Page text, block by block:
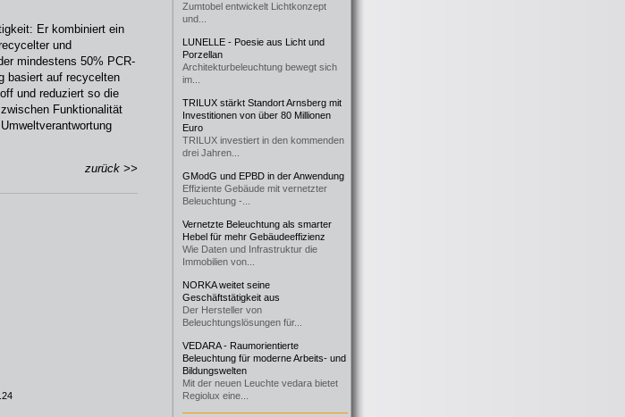
Er kombiniert ein
und
mindestens 50% PCR-
basiert auf recycelten
und reduziert so die
Funktionalität
zurück >>
Zumtobel entwickelt Lichtkonzept
und...
LUNELLE - Poesie aus Licht und
Porzellan
Architekturbeleuchtung bewegt sich
im...
TRILUX stärkt Standort Arnsberg mit
Investitionen von über 80 Millionen
Euro
TRILUX investiert in den kommenden
drei Jahren...
GModG und EPBD in der Anwendung
Effiziente Gebäude mit vernetzter
Beleuchtung -...
Vernetzte Beleuchtung als smarter
Hebel für mehr Gebäudeeffizienz
Wie Daten und Infrastruktur die
Immobilien von...
NORKA weitet seine
Geschäftstätigkeit aus
Der Hersteller von
Beleuchtungslösungen für...
VEDARA - Raumorientierte
Beleuchtung für moderne Arbeits- und
Bildungswelten
Mit der neuen Leuchte vedara bietet
Regiolux eine...